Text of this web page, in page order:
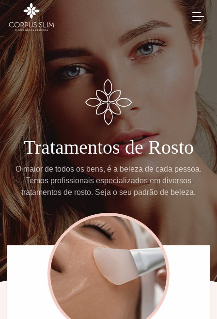
Tratamentos de Rosto
O maior de todos os bens, é a beleza de cada pessoa.
Temos profissionais especializados em diversos
tratamentos de rosto. Seja o seu padrão de beleza.